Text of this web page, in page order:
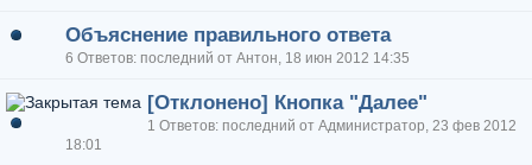
Объяснение правильного ответа
6 Ответов: последний от Антон, 18 июн 2012 14:35
[Отклонено] Кнопка "Далее"
1 Ответов: последний от Администратор, 23 фев 2012
18:01